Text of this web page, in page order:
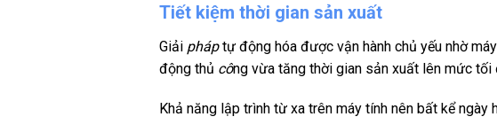
Tiết kiệm thời gian sản xuất
Giảipháptự động hóa được vận hành chủ yếu nhờ
động thủ công vừa tăng thời gian sản xuất lên mức tối
Khả năng lập trình từ xa trên máy tính nên bất kể